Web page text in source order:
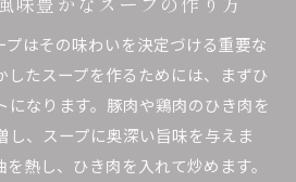
りを添えるひき肉の役割
ラーメンの食感の楽しみ方
き肉の相性を探る
ンをもっと楽しむためのアイディ
プはその味わいを決定づける重要な
したスープを作るためには、まずひ
になります。豚肉や鶏肉のひき肉を
し、スープに奥深い旨味を与えま
熱し、ひき肉を入れて炒めます。